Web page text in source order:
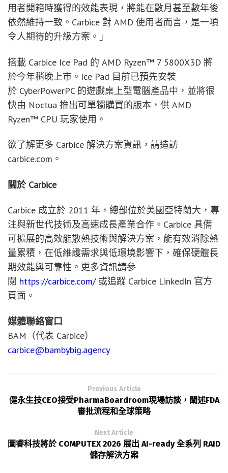
用者開箱時獲得的效能表現，將能在數月甚至數年後
依然維持一致。Carbice 對 AMD 使用者而言，是一項
令人期待的升級方案。」
搭載 Carbice Ice Pad 的 AMD Ryzen™ 7 5800X3D 將
於今年稍晚上市。Ice Pad 目前已預先安裝
於 CyberPowerPC 的遊戲桌上型電腦產品中，並將很
快由 Noctua 推出可單獨購買的版本，供 AMD
Ryzen™ CPU 玩家使用。
欲了解更多 Carbice 解決方案資訊，請造訪
carbice.com。
關於Carbice
Carbice 成立於 2011 年，總部位於美國亞特蘭大，專
注與新世代技術及高速成長產業合作。Carbice 具備
可擴展的高效能散熱技術與解決方案，能有效消除熱
量累積，在低維護需求與低環境影響下，確保硬體長
期效能與可靠性。更多資訊請參
閱 https://carbice.com/或追蹤 Carbice LinkedIn 官方
頁面。
媒體聯絡窗口
BAM（代表 Carbice）
carbice@bambybig.agency
Previous Article
健永生技CEO接受PharmaBoardroom現場訪談，闡述FDA
審批流程和全球策略
Next Article
圖睿科技將於 COMPUTEX 2026 展出 AI-ready 全系列 RAID
儲存解決方案